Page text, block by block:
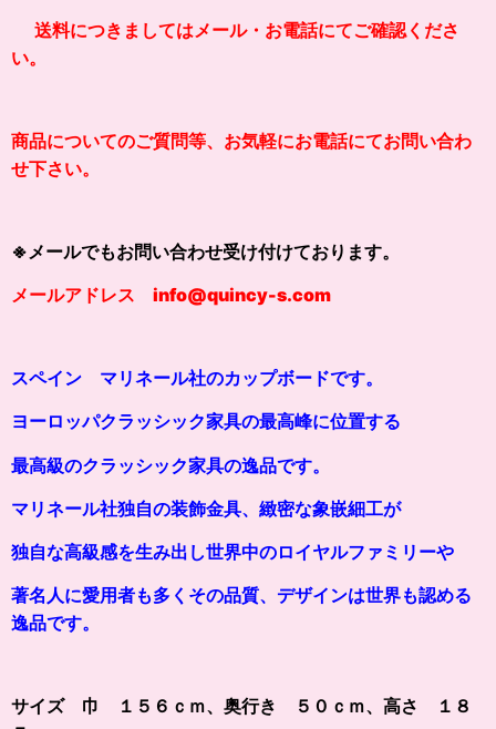
送料につきましてはメール・お電話にてご確認くださ
い。
商品についてのご質問等、お気軽にお電話にてお問い合わ
せ下さい。
※メールでもお問い合わせ受け付けております。
メールアドレス info@quincy-s.com
スペイン マリネール社のカップボードです。
ヨーロッパクラッシック家具の最高峰に位置する
最高級のクラッシック家具の逸品です。
マリネール社独自の装飾金具、緻密な象嵌細工が
独自な高級感を生み出し世界中のロイヤルファミリーや
著名人に愛用者も多くその品質、デザインは世界も認める
逸品です。
サイズ 巾 １５６ｃｍ、奥行き ５０ｃｍ、高さ １８